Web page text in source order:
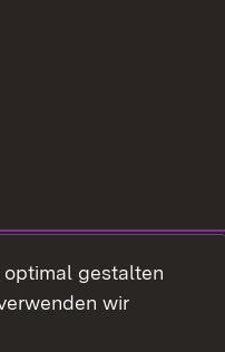
optimal gestalten
wir